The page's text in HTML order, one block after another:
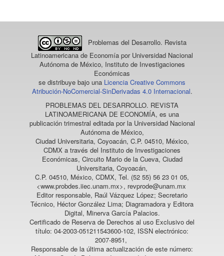
Problemas del Desarrollo. Revista
Latinoamericana de Economía por Universidad Nacional
Autónoma de México, Instituto de Investigaciones
Económicas
se distribuye bajo una Licencia Creative Commons
Atribución-NoComercial-SinDerivadas 4.0 Internacional.
PROBLEMAS DEL DESARROLLO. REVISTA
LATINOAMERICANA DE ECONOMÍA, es una
publicación trimestral editada por la Universidad Nacional
Autónoma de México,
Ciudad Universitaria, Coyoacán, C.P. 04510, México,
CDMX a través del Instituto de Investigaciones
Económicas, Circuito Mario de la Cueva, Ciudad
Universitaria, Coyoacán,
C.P. 04510, México, CDMX, Tel. (52 55) 56 23 01 05,
<www.probdes.iiec.unam.mx>, revprode@unam.mx
Editor responsable, Raúl Vázquez López; Secretario
Técnico, Héctor González Lima; Diagramadora y Editora
Digital, Minerva García Palacios.
Certificado de Reserva de Derechos al uso Exclusivo del
título: 04-2003-051211543600-102, ISSN electrónico:
2007-8951,
Responsable de la última actualización de este número: